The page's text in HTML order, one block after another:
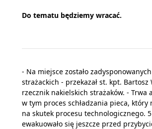
Do tematu będziemy wracać.
- Na miejsce zostało
strażackich - przekazał st. kpt. Bartosz
rzecznik nakielskich strażaków. - Trwa
w tym proces schładzania pieca, który
na skutek procesu technologicznego.
ewakuowało się jeszcze przed